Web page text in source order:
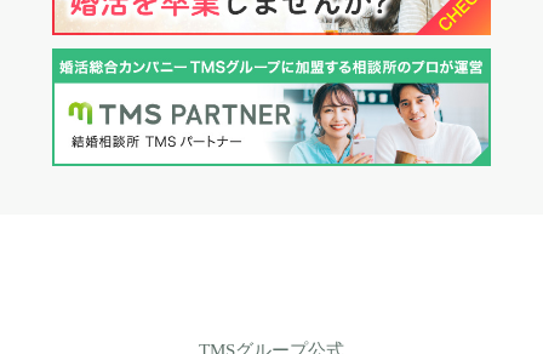
TMSグループ公式